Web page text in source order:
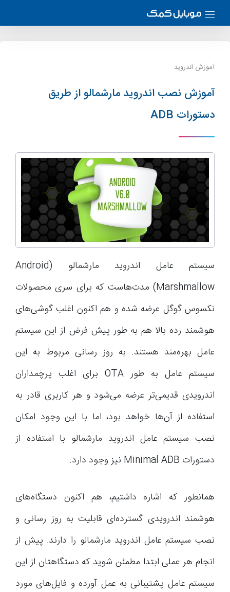
آموزش اندروید
آموزش نصب اندروید مارشمالو از طریق
دستورات ADB
سیستم عامل اندروید مارشمالو (Android
Marshmallow) مدت‌هاست که برای سری محصولات
نکسوس گوگل عرضه شده و هم اکنون اغلب گوشی‌های
هوشمند رده بالا هم به طور پیش فرض از این سیستم
عامل بهره‌مند هستند. به روز رسانی مربوط به این
سیستم عامل به طور OTA برای اغلب پرچمداران
اندرویدی قدیمی‌تر عرضه می‌شود و هر کاربری قادر به
استفاده از آن‌ها خواهد بود، اما با این وجود امکان
نصب سیستم عامل اندروید مارشمالو با استفاده از
دستورات Minimal ADB نیز وجود دارد.
همانطور که اشاره داشتیم، هم اکنون دستگاه‌های
هوشمند اندرویدی گسترده‌ای قابلیت به روز رسانی و
نصب سیستم عامل اندروید مارشمالو را دارند. پیش از
انجام هر عملی ابتدا مطمئن شوید که دستگاهتان از این
سیستم عامل پشتیبانی به عمل آورده و فایل‌های مورد